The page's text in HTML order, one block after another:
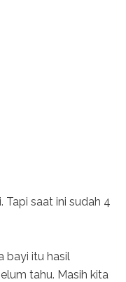
Tapi saat ini sudah 4
bayi itu hasil
tahu. Masih kita